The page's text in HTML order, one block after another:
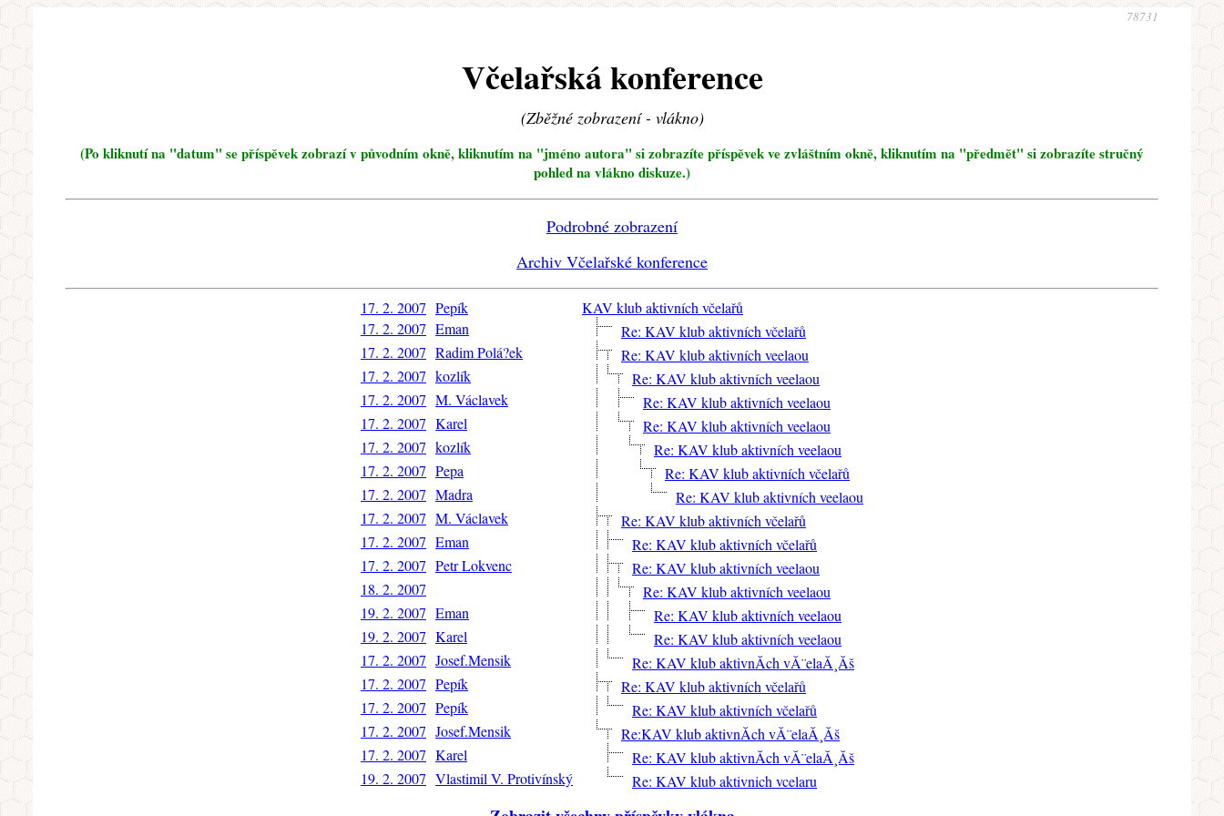
78731
Včelařská konference
(Zběžné zobrazení - vlákno)
(Po kliknutí na "datum" se příspěvek zobrazí v původním okně, kliknutím na "jméno autora" si zobrazíte příspěvek ve zvláštním okně, kliknutím na "předmět" si zobrazíte stručný
pohled na vlákno diskuze.)
Podrobné zobrazení
Archiv Včelařské konference
17. 2. 2007 Pepík
KAV klub aktivních včelařů
17. 2. 2007 Eman
Re: KAV klub aktivních včelařů
17. 2. 2007 Radim Polá?ek
Re: KAV klub aktivních veelaou
17. 2. 2007 kozlík
Re: KAV klub aktivních veelaou
17. 2. 2007 M. Václavek
Re: KAV klub aktivních veelaou
17. 2. 2007 Karel
Re: KAV klub aktivních veelaou
17. 2. 2007 kozlík
Re: KAV klub aktivních veelaou
17. 2. 2007 Pepa
Re: KAV klub aktivních včelařů
17. 2. 2007 Madra
Re: KAV klub aktivních veelaou
17. 2. 2007 M. Václavek
Re: KAV klub aktivních včelařů
17. 2. 2007 Eman
Re: KAV klub aktivních včelařů
17. 2. 2007 Petr Lokvenc
Re: KAV klub aktivních veelaou
18. 2. 2007
Re: KAV klub aktivních veelaou
19. 2. 2007 Eman
Re: KAV klub aktivních veelaou
19. 2. 2007 Karel
Re: KAV klub aktivních veelaou
17. 2. 2007 Josef.Mensik
Re: KAV klub aktivnĂ­ch vĂ¨elaĂ¸Ăš
17. 2. 2007 Pepík
Re: KAV klub aktivních včelařů
17. 2. 2007 Pepík
Re: KAV klub aktivních včelařů
17. 2. 2007 Josef.Mensik
Re:KAV klub aktivnĂ­ch vĂ¨elaĂ¸Ăš
17. 2. 2007 Karel
Re: KAV klub aktivnĂ­ch vĂ¨elaĂ¸Ăš
19. 2. 2007 Vlastimil V. Protivínský Re: KAV klub aktivnich vcelaru